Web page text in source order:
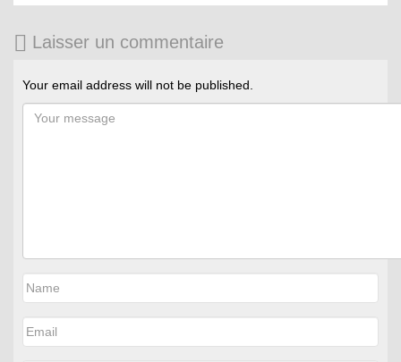
Laisser un commentaire
Your email address will not be published.